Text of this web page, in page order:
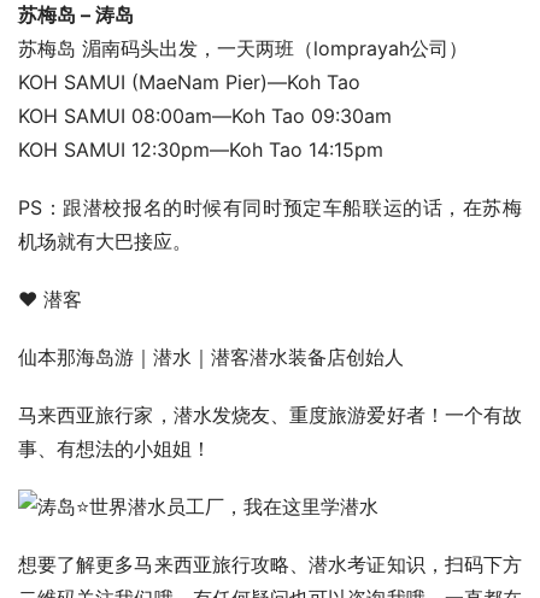
苏梅岛 – 涛岛
苏梅岛 湄南码头出发，一天两班（lomprayah公司）
KOH SAMUI (MaeNam Pier)—Koh Tao
KOH SAMUI 08:00am—Koh Tao 09:30am
KOH SAMUI 12:30pm—Koh Tao 14:15pm
PS：跟潜校报名的时候有同时预定车船联运的话，在苏梅
机场就有大巴接应。
♥ 潜客
仙本那海岛游｜潜水｜潜客潜水装备店创始人
马来西亚旅行家，潜水发烧友、重度旅游爱好者！一个有故
事、有想法的小姐姐！
想要了解更多马来西亚旅行攻略、潜水考证知识，扫码下方